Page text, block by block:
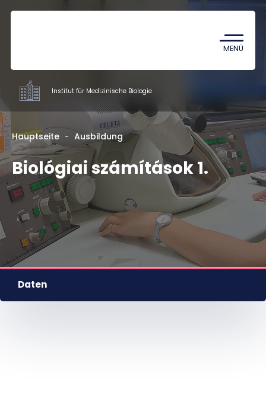
MENÜ
Coronavirus
Institute
Ausbildung
Mitarbeiter
Kontakt
Nyelv DE
Institut für Medizinische Biologie
Hauptseite Ausbildung
Biológiai számítások 1.
Daten